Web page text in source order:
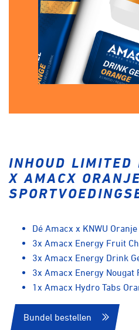
INHOUD LIMITED
X AMACX
Dé Amacx x KNWU
3x Amacx Energy Fruit
3x Amacx Energy Drink
3x Amacx Energy Nougat
1x Amacx Hydro Tabs
Bundel bestellen